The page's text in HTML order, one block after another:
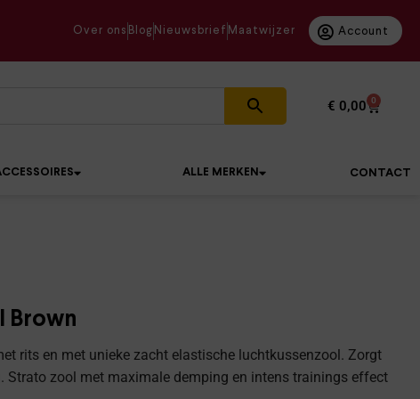
Over ons Blog Nieuwsbrief Maatwijzer Account
€ 0,00 0
ALLE MERKEN CONTACT
Brown
rits en met unieke zacht elastische luchtkussenzool. Zorgt
Strato zool met maximale demping en intens trainings effect